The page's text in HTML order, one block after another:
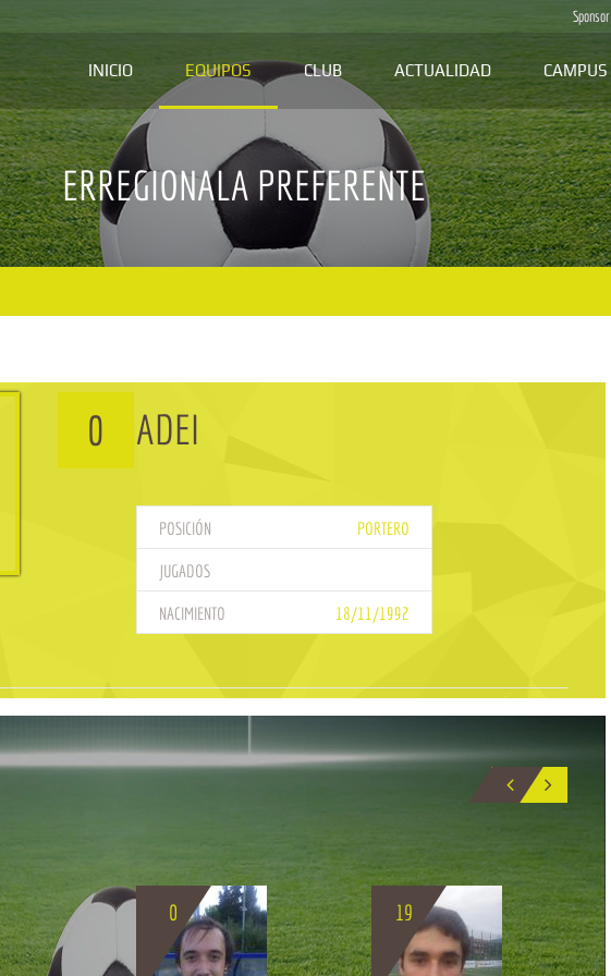
Sponsor
INICIO EQUIPOS CLUB ACTUALIDAD CAMPUS
ERREGIONALA PREFERENTE
0 ADEI
POSICIÓN PORTERO
JUGADOS
NACIMIENTO 18/11/1992
BIO
0 19